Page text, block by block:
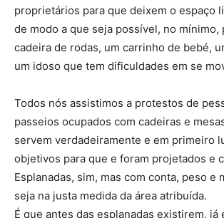
proprietários para que deixem o espaço
de modo a que seja possível, no mínimo,
cadeira de rodas, um carrinho de bebé,
um idoso que tem dificuldades em se
Todos nós assistimos a protestos de
passeios ocupados com cadeiras e
servem verdadeiramente e em primeiro
objetivos para que e foram projetados e
Esplanadas, sim, mas com conta, peso e
seja na justa medida da área atribuída.
É que antes das esplanadas existirem, já